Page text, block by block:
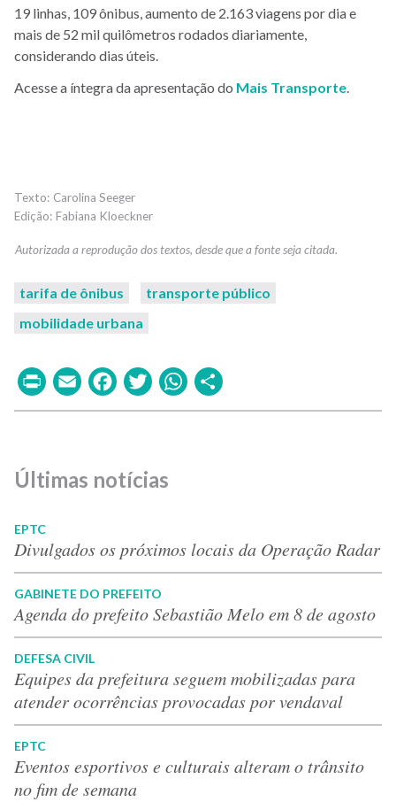
19 linhas, 109 ônibus, aumento de 2.163 viagens por dia e
mais de 52 mil quilômetros rodados diariamente,
considerando dias úteis.
Acesse a íntegra da apresentação do Mais Transporte.
Carolina Seeger
Fabiana Kloeckner
tarifa de ônibus
transporte público
mobilidade urbana
PrintEmailFacebook
TwitterWhatsApp
Últimas notícias
EPTC
Divulgados os próximos locais da Operação Radar
GABINETE DO PREFEITO
Agenda do prefeito Sebastião Melo em 8 de agosto
DEFESA CIVIL
Equipes da prefeitura seguem mobilizadas para
atender ocorrências provocadas por vendaval
EPTC
Eventos esportivos e culturais alteram o trânsito
no fim de semana